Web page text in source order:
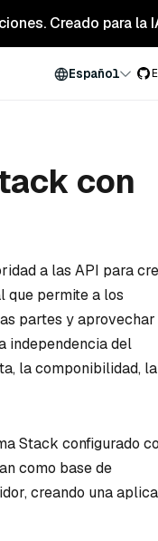
Creado para la
Español
con
a las API para
que permite a los
partes y aprovechar
independencia del
la componibilidad, la
Stack configurado
como base de
creando una